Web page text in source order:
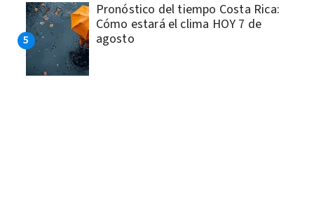
Pronóstico del tiempo Costa Rica:
Cómo estará el clima HOY 7 de
agosto